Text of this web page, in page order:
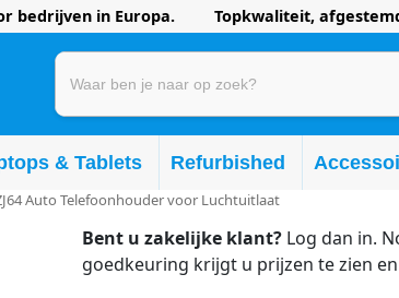
bedrijven in Europa. Topkwaliteit,
& Tablets Refurbished
Auto Telefoonhouder voor Luchtuitlaat
Bent u zakelijke klant? Log dan in.
goedkeuring krijgt u prijzen te zien